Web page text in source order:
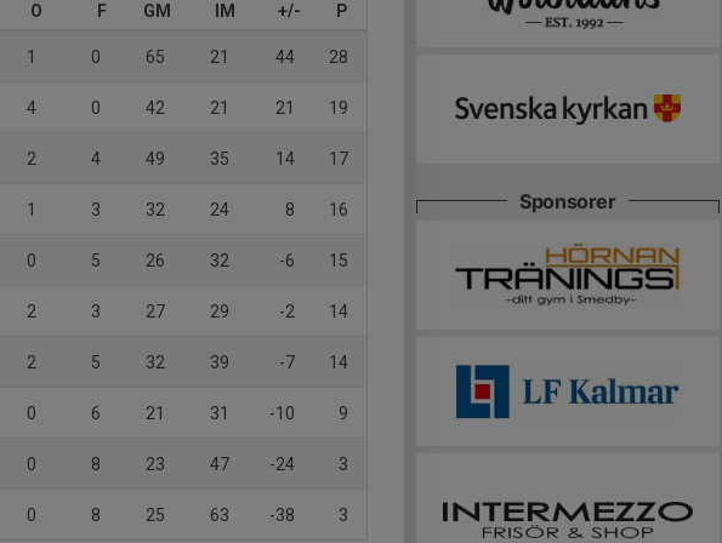
O F GM IM +/- P
1 0 65 21 44 28
4 0 42 21 21 19
2 4 49 35 14 17
1 3 32 24 8 16
0 5 26 32 -6 15
2 3 27 29 -2 14
2 5 32 39 -7 14
0 6 21 31 -10 9
0 8 23 47 -24 3
0 8 25 63 -38 3
Sponsorer